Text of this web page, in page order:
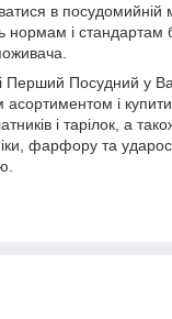
в посудомийній
нормам і стандартам
Перший Посудний у
асортиментом і купити
і тарілок, а
фарфору та